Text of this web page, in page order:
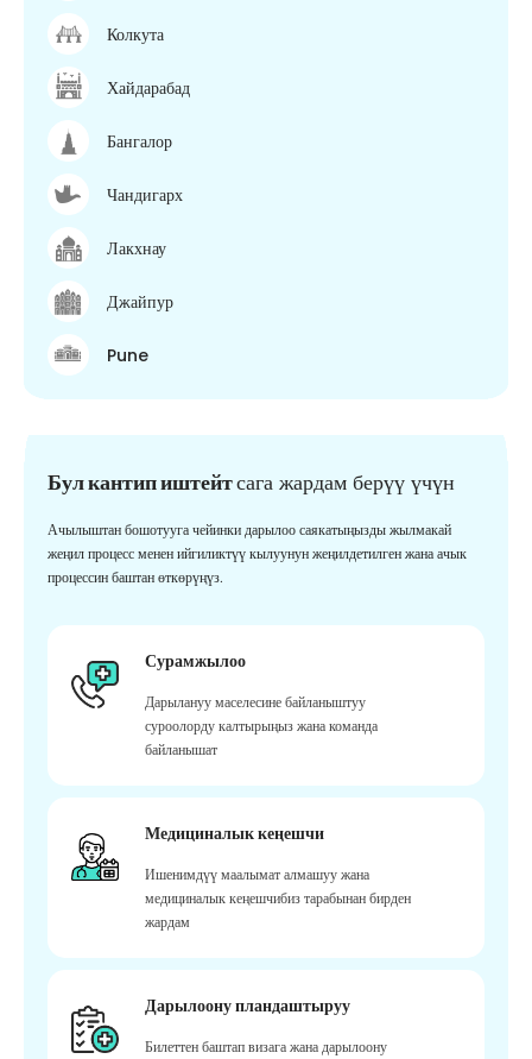
Колкута
Хайдарабад
Бангалор
Чандигарх
Лакхнау
Джайпур
Pune
Бул кантип иштейтсага жардам берүү үчүн
Ачылыштан бошотууга чейинки дарылоо саякатыңызды жылмакай
жеңил процесс менен ийгиликтүү кылуунун жеңилдетилген жана ачык
процессин баштан өткөрүңүз.
Сурамжылоо
Дарылануу маселесине байланыштуу
суроолорду калтырыңыз жана команда
байланышат
Медициналык кеңешчи
Ишенимдүү маалымат алмашуу жана
медициналык кеңешчибиз тарабынан бирден
жардам
Дарылоону пландаштыруу
Билеттен баштап визага жана дарылоону